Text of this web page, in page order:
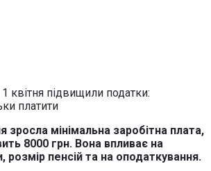
зросла мінімальна заробітна плата,
8000 грн. Вона впливає на
розмір пенсій та на оподаткування.